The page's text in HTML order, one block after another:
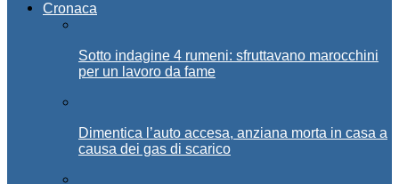
Cronaca
Sotto indagine 4 rumeni: sfruttavano marocchini
per un lavoro da fame
Dimentica l’auto accesa, anziana morta in casa a
causa dei gas di scarico